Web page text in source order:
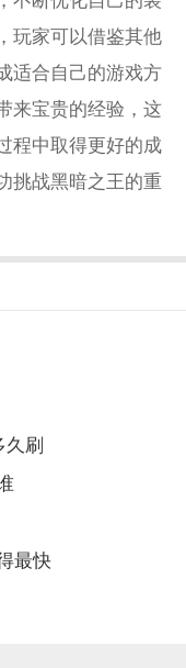
玩家可以借鉴其他
适合自己的游戏方
来宝贵的经验，这
程中取得更好的成
挑战黑暗之王的重
刷
最快